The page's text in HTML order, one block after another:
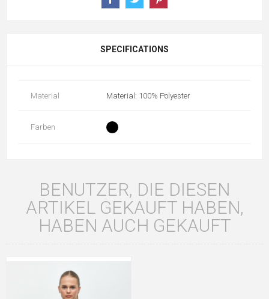
SPECIFICATIONS
Material Material: 100% Polyester
Farben
BENUTZER, DIE DIESEN
ARTIKEL GEKAUFT HABEN,
HABEN AUCH GEKAUFT